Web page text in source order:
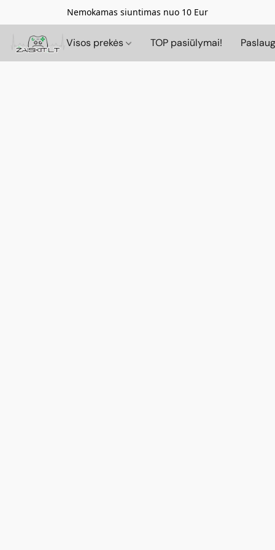
Nemokamas siuntimas nuo 10 Eur
Visos prekės TOP pasiūlymai!